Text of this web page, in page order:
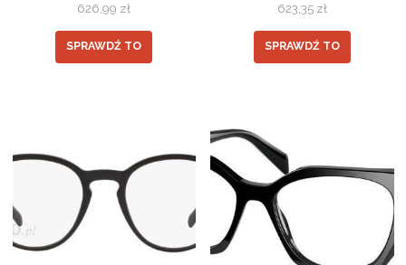
626,99 zł
SPRAWDŹ TO
623,35 zł
SPRAWDŹ TO